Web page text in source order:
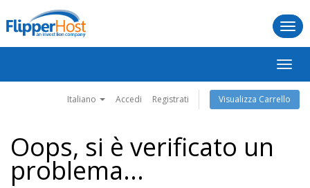
Attiva
Italiano Accedi Registrati Visualizza Carrello
Oops, si è verificato un
problema...